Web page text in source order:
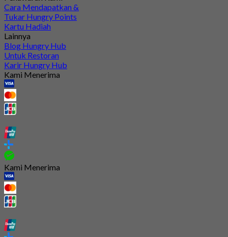
Cara Mendapatkan &
Tukar Hungry Points
Kartu Hadiah
Lainnya
Blog Hungry Hub
Untuk Restoran
Karir Hungry Hub
Kami Menerima
Kami Menerima